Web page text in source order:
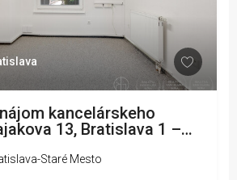
kancelárskeho
13, Bratislava 1 –
Staré Mesto